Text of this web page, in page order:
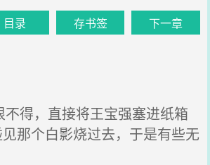
目录 存书签 下一章
得，直接将王宝强塞进纸箱
那个白影烧过去，于是有些无